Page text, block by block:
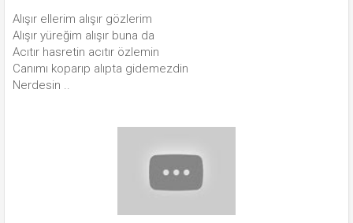
Alışır ellerim alışır gözlerim
Alışır yüreğim alışır buna da
Acıtır hasretin acıtır özlemin
Canımı koparıp alıpta gidemezdin
Nerdesin ..